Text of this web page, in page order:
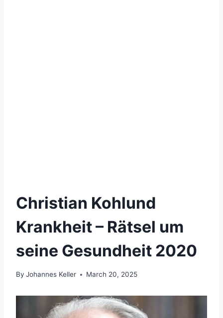
Christian Kohlund
Krankheit – Rätsel um
seine Gesundheit 2020
By Johannes Keller March 20, 2025